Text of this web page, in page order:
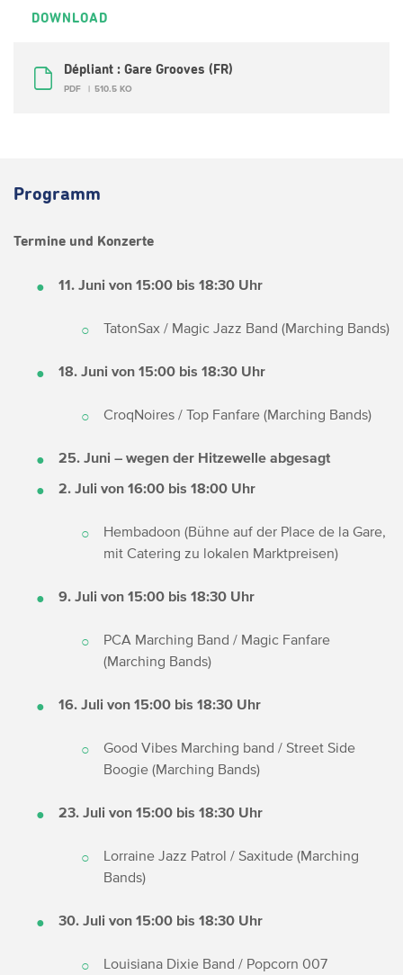
DOWNLOAD
Dépliant : Gare Grooves (FR)
PDF 510.5 KO
Programm
Termine und Konzerte
11. Juni von 15:00 bis 18:30 Uhr
TatonSax / Magic Jazz Band (Marching Bands)
18. Juni von 15:00 bis 18:30 Uhr
CroqNoires / Top Fanfare (Marching Bands)
25. Juni – wegen der Hitzewelle abgesagt
2. Juli von 16:00 bis 18:00 Uhr
Hembadoon (Bühne auf der Place de la Gare,
mit Catering zu lokalen Marktpreisen)
9. Juli von 15:00 bis 18:30 Uhr
PCA Marching Band / Magic Fanfare
(Marching Bands)
16. Juli von 15:00 bis 18:30 Uhr
Good Vibes Marching band / Street Side
Boogie (Marching Bands)
23. Juli von 15:00 bis 18:30 Uhr
Lorraine Jazz Patrol / Saxitude (Marching
Bands)
30. Juli von 15:00 bis 18:30 Uhr
Louisiana Dixie Band / Popcorn 007